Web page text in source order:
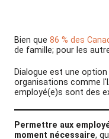
Bien que 86 % des
de famille; pour les
Dialogue est une
organisations comme
employé(e)s sont des
Permettre aux
moment nécessaire,